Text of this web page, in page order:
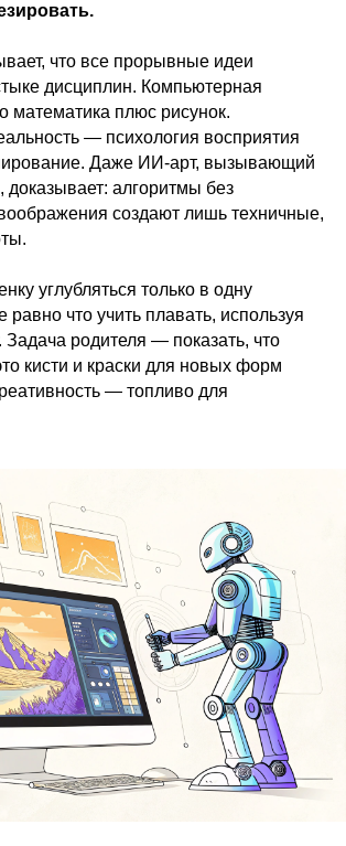
что все прорывные идеи
дисциплин. Компьютерная
математика плюс рисунок.
— психология восприятия
Даже ИИ-арт, вызывающий
доказывает: алгоритмы без
создают лишь техничные,
углубляться только в одну
равно что учить плавать, используя
Задача родителя — показать, что
кисти и краски для новых форм
— топливо для